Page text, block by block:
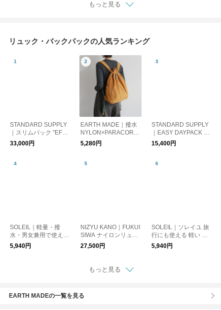
もっと見る
リュック・バックパックの人気ランキング
STANDARD SUPPLY
｜スリムパック "EFFE
CT" SLIM PACK スタ
ンダードサプライ プ
ュック ギフト
33,000円
EARTH MADE｜撥水
NYLON×PARACORD
KNAPSACK
5,280円
STANDARD SUPPLY
｜EASY DAYPACK イ
ージーデイパックリュ
ック バッグ ユニセッ
021011300
15,400円
SOLEIL｜軽量・撥
水・男女兼用で使える
ライトリーデイパック
リュック [ギフト]
5,940円
NIZYU KANO｜FUKUI
SIWA ナイロンリュッ
ク カタカナ別注
27,500円
SOLEIL｜ソレイユ 旅
行にも使える 軽い 撥
水 リュック トラベル
5,940円
もっと見る
EARTH MADEの一覧を見る